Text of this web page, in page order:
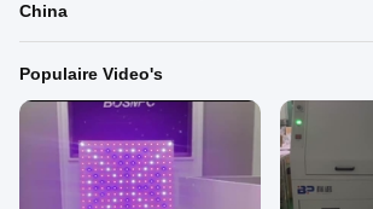
China
Populaire Video's